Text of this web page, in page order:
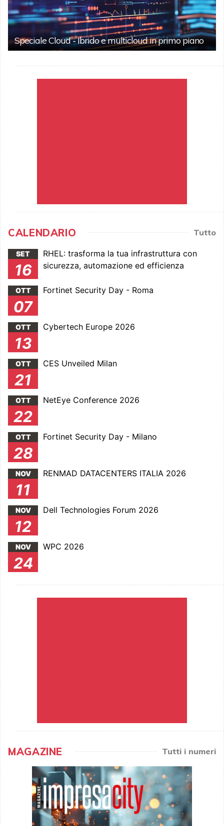
Speciale Cloud - Ibrido e multicloud in primo piano
CALENDARIO Tutto
SET
16
RHEL: trasforma la tua infrastruttura con
sicurezza, automazione ed efficienza
OTT
07
Fortinet Security Day - Roma
OTT
13
Cybertech Europe 2026
OTT
21
CES Unveiled Milan
OTT
22
NetEye Conference 2026
OTT
28
Fortinet Security Day - Milano
NOV
11
RENMAD DATACENTERS ITALIA 2026
NOV
12
Dell Technologies Forum 2026
NOV
24
WPC 2026
MAGAZINE Tutti i numeri